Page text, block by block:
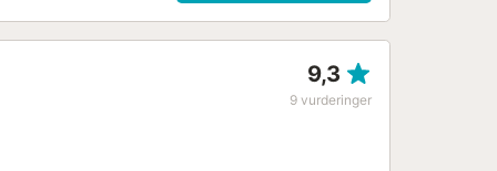
9,3
9 vurderinger